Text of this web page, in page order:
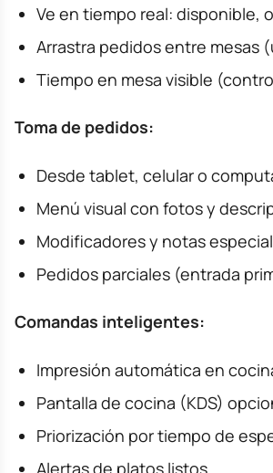
Ve en tiempo real: disponible,
Arrastra pedidos entre mesas
Tiempo en mesa visible
Toma de pedidos:
Desde tablet, celular o
Menú visual con fotos y
Modificadores y notas
Pedidos parciales (entrada
Comandas inteligentes:
Impresión automática en
Pantalla de cocina (KDS)
Priorización por tiempo de
Alertas de platos listos